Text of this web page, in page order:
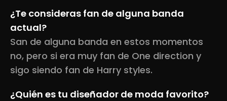
¿Te consideras fan de alguna banda
actual?
San de alguna banda en estos momentos
no, pero si era muy fan de One direction y
sigo siendo fan de Harry styles.
¿Quién es tu diseñador de moda favorito?